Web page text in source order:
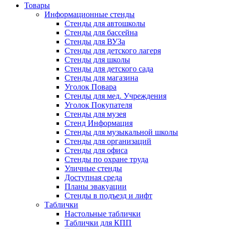
Товары
Информационные стенды
Стенды для автошколы
Стенды для бассейна
Стенды для ВУЗа
Стенды для детского лагеря
Стенды для школы
Стенды для детского сада
Стенды для магазина
Уголок Повара
Стенды для мед. Учреждения
Уголок Покупателя
Стенды для музея
Стенд Информация
Стенды для музыкальной школы
Стенды для организаций
Стенды для офиса
Стенды по охране труда
Уличные стенды
Доступная среда
Планы эвакуации
Стенды в подъезд и лифт
Таблички
Настольные таблички
Таблички для КПП